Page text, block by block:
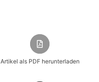
Artikel als PDF herunterladen